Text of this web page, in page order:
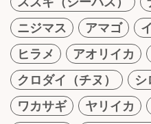
ニジマス
アマゴ
ヒラメ
アオリイカ
クロダイ（チヌ）
シ
ワカサギ
ヤリイカ